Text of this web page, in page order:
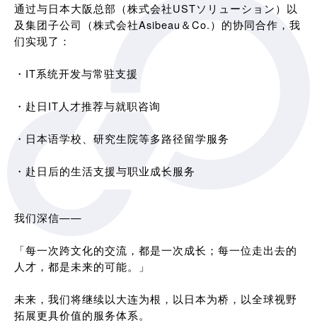
通过与日本大阪总部（株式会社USTソリューション）以
及集团子公司（株式会社Asibeau＆Co.）的协同合作，我
们实现了：
・IT系统开发与常驻支援
・赴日IT人才推荐与就职咨询
・日本语学校、研究生院等多路径留学服务
・赴日后的生活支援与职业成长服务
我们深信——
「每一次跨文化的交流，都是一次成长；每一位走出去的
人才，都是未来的可能。」
未来，我们将继续以大连为根，以日本为桥，以全球视野
拓展更具价值的服务体系。